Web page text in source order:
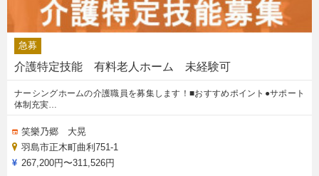
急募
介護特定技能 有料老人ホーム 未経験可
ナーシングホームの介護職員を募集します！■おすすめポイント●サポート
体制充実…
笑樂乃郷 大晃
羽島市正木町曲利751-1
267,200円〜311,526円